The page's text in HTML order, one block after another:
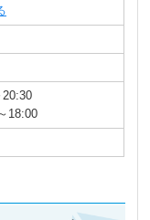
18:00